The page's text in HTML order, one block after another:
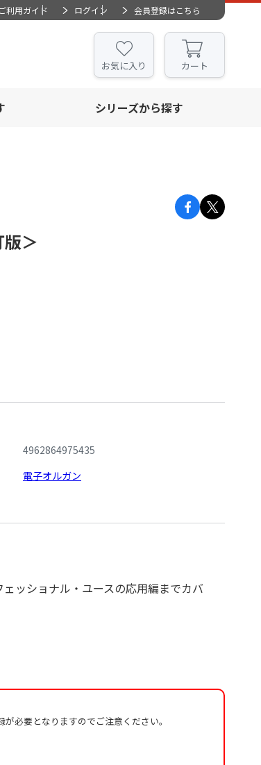
ご利用ガイド ログイン 会員登録はこちら
お気に入り カート
シリーズから探す
＞
4962864975435
電子オルガン
ッショナル・ユースの応用編までカバ
必要となりますのでご注意ください。